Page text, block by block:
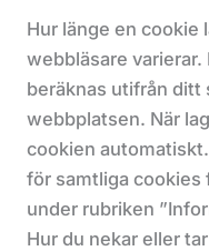
Hur länge en cookie
webbläsare
beräknas utifrån ditt
webbplatsen. När
cookien
för samtliga cookies
under rubriken
Hur du nekar eller